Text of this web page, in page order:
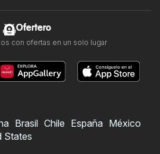
Ofertero
con ofertas en un solo lugar
Brasil Chile España México
States